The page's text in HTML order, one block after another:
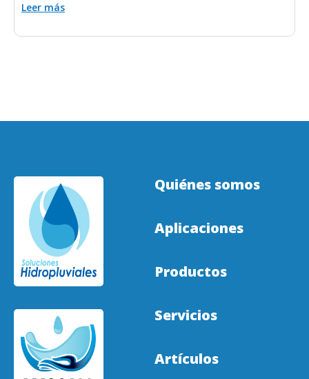
Leer más
Quiénes somos
Aplicaciones
Productos
Servicios
Artículos